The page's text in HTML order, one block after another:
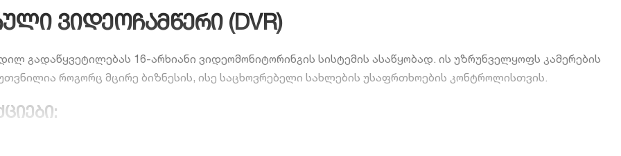
ვიდეოჩამწერი (DVR)
გადაწყვეტილებას 16-არხიანი ვიდეომონიტორინგის სისტემის ასაწყობად. ის უზრუნველყოფს კამერების
როგორც მცირე ბიზნესის, ისე საცხოვრებელი სახლების უსაფრთხოების კონტროლისთვის.